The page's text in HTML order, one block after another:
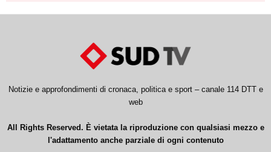
Notizie e approfondimenti di cronaca, politica e sport – canale 114 DTT e
web
All Rights Reserved. È vietata la riproduzione con qualsiasi mezzo e
l'adattamento anche parziale di ogni contenuto